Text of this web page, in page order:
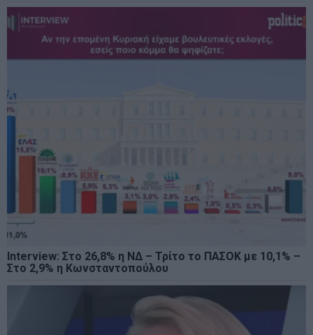
Interview: Στο 26,8% η ΝΔ – Τρίτο το ΠΑΣΟΚ με 10,1% –
Στο 2,9% η Κωνσταντοπούλου